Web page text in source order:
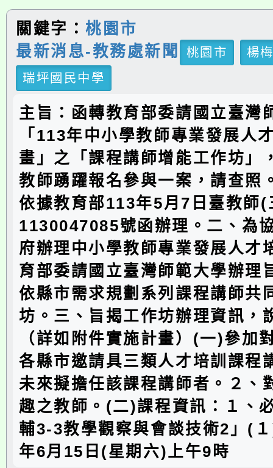
關鍵字：桃園市
最新消息-教務處新聞
桃園市
楊
瑞坪國民中學
主旨：函轉教育部委請國立臺灣
「113年中小學教師專業發展人
畫」之「課程講師增能工作坊」
教師踴躍報名參與一案，請查照
依據教育部113年5月7日臺教師(
1130047085號函辦理。二、為
府辦理中小學教師專業發展人才
育部委請國立臺灣師範大學辦理
依縣市需求規劃系列課程講師共
坊。三、旨揭工作坊辦理資訊，
（詳如附件實施計畫）(一)參加
各縣市邀請具三類人才培訓課程
未來擬擔任該課程講師者。２、
趣之教師。(二)課程資訊：１、
輔3-3教學觀察與會談技術2」(
年6月15日(星期六)上午9時